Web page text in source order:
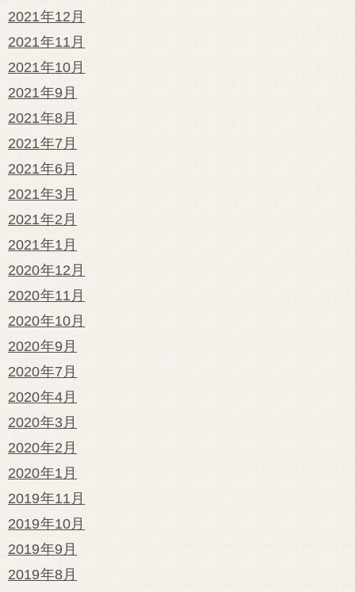
2021年12月
2021年11月
2021年10月
2021年9月
2021年8月
2021年7月
2021年6月
2021年3月
2021年2月
2021年1月
2020年12月
2020年11月
2020年10月
2020年9月
2020年7月
2020年4月
2020年3月
2020年2月
2020年1月
2019年11月
2019年10月
2019年9月
2019年8月